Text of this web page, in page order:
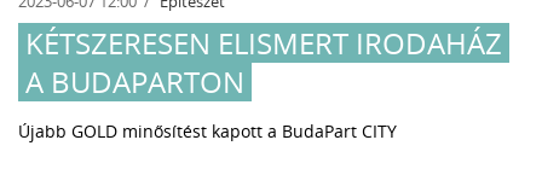
KÉTSZERESEN ELISMERT IRODAHÁZ
A BUDAPARTON
Újabb GOLD minősítést kapott a BudaPart CITY